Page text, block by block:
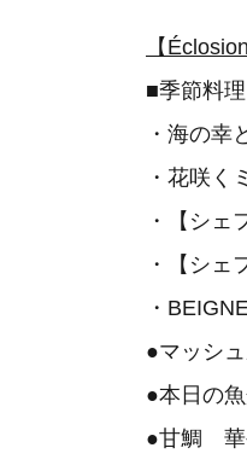
【
■季節料
・海の
・花咲
・【シェ
・【シェ
・
●マッシ
●本日の
●甘鯛 華